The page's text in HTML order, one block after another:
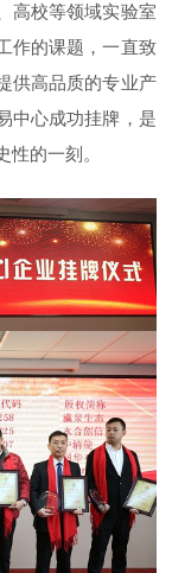
高校等领域实验室
作的课题，一直致
供高品质的专业产
中心成功挂牌，是
的一刻。